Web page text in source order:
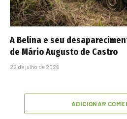
A Belina e seu
de Mário Augusto de Castro
22 de julho de 2026
ADICIONAR